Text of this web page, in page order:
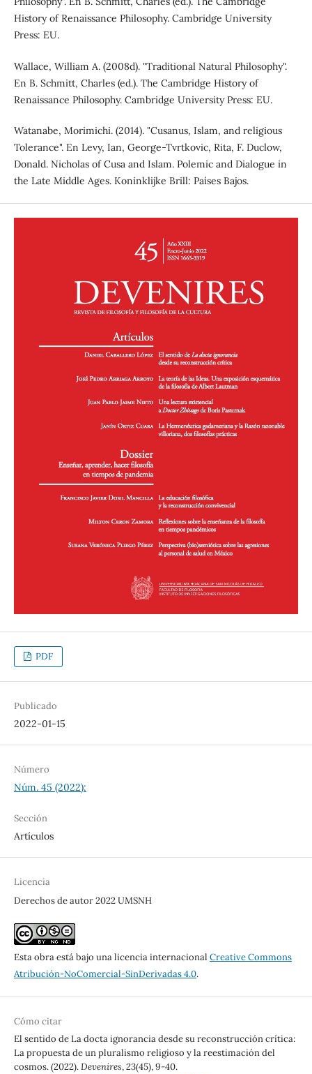
History of Renaissance Philosophy. Cambridge University
Press: EU.
Wallace, William A. (2008d). "Traditional Natural Philosophy".
En B. Schmitt, Charles (ed.). The Cambridge History of
Renaissance Philosophy. Cambridge University Press: EU.
Watanabe, Morimichi. (2014). "Cusanus, Islam, and religious
Tolerance". En Levy, Ian, George-Tvrtkovic, Rita, F. Duclow,
Donald. Nicholas of Cusa and Islam. Polemic and Dialogue in
the Late Middle Ages. Koninklijke Brill: Países Bajos.
PDF
Publicado
2022-01-15
Número
Núm. 45 (2022):
Sección
Artículos
Licencia
Derechos de autor 2022 UMSNH
Esta obra está bajo una licencia internacional Creative Commons
Atribución-NoComercial-SinDerivadas 4.0.
Cómo citar
El sentido de La docta ignorancia desde su reconstrucción crítica:
La propuesta de un pluralismo religioso y la reestimación del
cosmos. (2022).Devenires,23(45), 9-40.